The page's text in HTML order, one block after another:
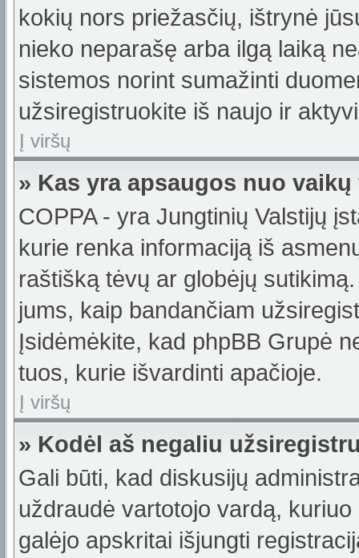
kokių nors priežasčių, ištrynė
nieko neparašę arba ilgą laiką
sistemos norint sumažinti
užsiregistruokite iš naujo ir
Į viršų
» Kas yra apsaugos nuo
COPPA - yra Jungtinių Valstijų
kurie renka informaciją iš
raštišką tėvų ar globėjų
jums, kaip bandančiam
Įsidėmėkite, kad phpBB Grupė
tuos, kurie išvardinti apačioje.
Į viršų
» Kodėl aš negaliu
Gali būti, kad diskusijų
uždraudė vartotojo vardą,
galėjo apskritai išjungti